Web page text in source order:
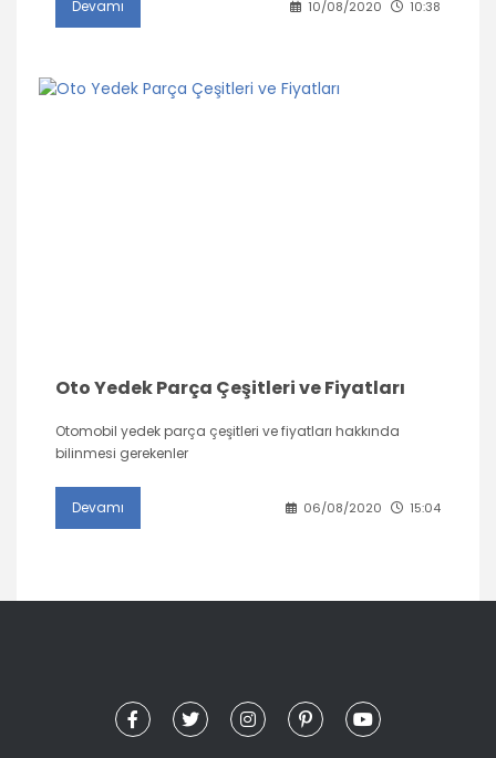
Devamı 10/08/2020 10:38
Oto Yedek Parça Çeşitleri ve Fiyatları
Otomobil yedek parça çeşitleri ve fiyatları hakkında
bilinmesi gerekenler
Devamı 06/08/2020 15:04